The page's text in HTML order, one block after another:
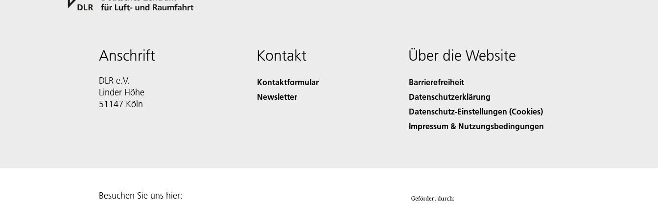
Anschrift
DLR e.V.
Linder Höhe
51147 Köln
Kontakt
Kontaktformular
Newsletter
Über die Website
Barrierefreiheit
Datenschutzerklärung
Datenschutz-Einstellungen (Cookies)
Impressum & Nutzungsbedingungen
Besuchen Sie uns hier: